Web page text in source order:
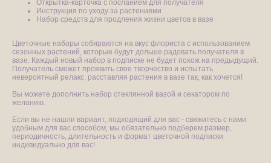
Открытка-карточка с посланием для получателя
Инструкция по уходу за растениями
Набор средств для продления жизни цветов в вазе
Цветочные наборы собираются на вкус флориста с использованием
сезонных растений, которые будут дольше радовать получателя в
вазе. Каждый новый набор в подписке не будет похож на предыдущий.
Получатель сможет проявить свое творчество и испытать
невероятный релакс, расставляя растения в вазе так, как хочется!
Вы можете дополнить набор стеклянной вазой и секатором по
желанию.
Если вы не нашли вариант, подходящий для вас - свяжитесь с нами
удобным для вас способом, мы обязательно подберем размер,
периодичность, длительность и формат цветочной подписки
индивидуально для вас!